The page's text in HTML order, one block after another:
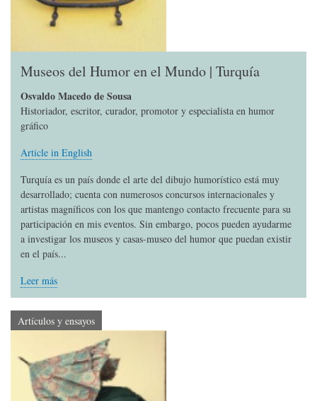
Museos del Humor en el Mundo | Turquía
Osvaldo Macedo de Sousa
Historiador, escritor, curador, promotor y especialista en humor
gráfico
Article in English
Turquía es un país donde el arte del dibujo humorístico está muy
desarrollado; cuenta con numerosos concursos internacionales y
artistas magníficos con los que mantengo contacto frecuente para su
participación en mis eventos. Sin embargo, pocos pueden ayudarme
a investigar los museos y casas-museo del humor que puedan existir
en el país...
Leer más
Artículos y ensayos